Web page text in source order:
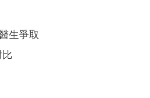
生爭取